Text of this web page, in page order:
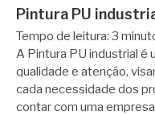
Pintura PU
Tempo de leitura: 3
A Pintura PU industrial é
qualidade e atenção,
cada necessidade dos
contar com uma